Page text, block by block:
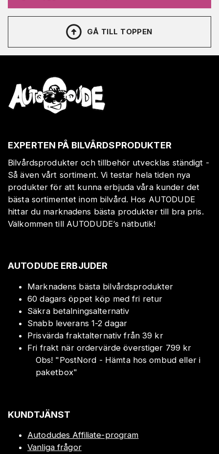
GÅ TILL TOPPEN
EXPERTEN PÅ BILVÅRDSPRODUKTER
Bilvårdsprodukter och tillbehör utvecklas ständigt -
Så även vårt sortiment. Vi testar hela tiden nya
produkter för att kunna erbjuda våra kunder det
bästa sortimentet inom bilvård. Hos AUTODUDE
hittar du marknadens bästa produkter till bra pris.
Välkommen till AUTODUDE‘s nätbutik!
AUTODUDE ERBJUDER
Marknadens bästa bilvårdsprodukter
60 dagars öppet köp med fri retur
Säkra betalningsalternativ
Snabb leverans 1-2 dagar
Prisvärda fraktalternativ från 39 kr
Fri frakt när ordervärde överstiger 799 kr
Obs! "PostNord - Hämta hos ombud eller i
paketbox"
KUNDTJÄNST
Autodudes Affiliate-program
Vanliga frågor